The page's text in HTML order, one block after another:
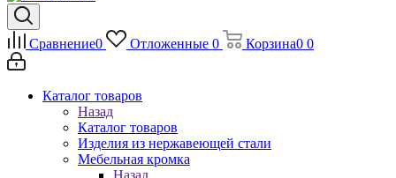
Сравнение0 Отложенные 0 Корзина0 0
Каталог товаров
Назад
Каталог товаров
Изделия из нержавеющей стали
Мебельная кромка
Назад